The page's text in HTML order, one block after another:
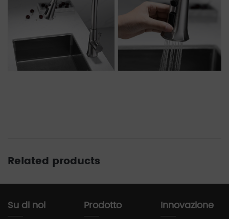
Related products
Su di noi Prodotto Innovazione